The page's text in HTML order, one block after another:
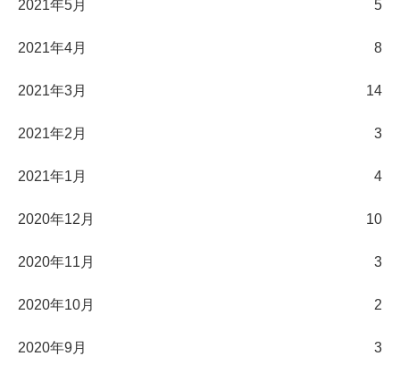
2021年5月 5
2021年4月 8
2021年3月 14
2021年2月 3
2021年1月 4
2020年12月 10
2020年11月 3
2020年10月 2
2020年9月 3